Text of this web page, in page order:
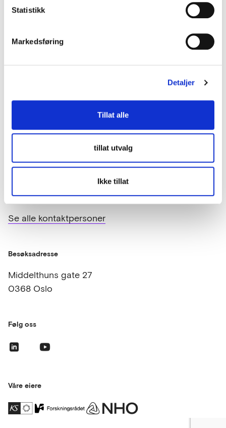
Statistikk
Markedsføring
Detaljer
Tillat alle
tillat utvalg
Ikke tillat
Utlysning i en åpen anbudskonkurranse
Kontraktsinngåelse
lup@lup.no
Se alle kontaktpersoner
Besøksadresse
Middelthuns gate 27
0368 Oslo
Følg oss
Våre eiere